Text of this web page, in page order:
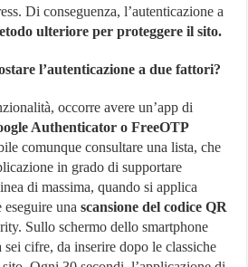
Di conseguenza, l’autenticazione a
ulteriore per proteggere il sito.
l’autenticazione a due fattori?
occorre avere un’app di
Authenticator o FreeOTP
comunque consultare una lista, che
in grado di supportare
di massima, quando si applica
eseguire unascansione del codice QR
Sullo schermo dello smartphone
cifre, da inserire dopo le classiche